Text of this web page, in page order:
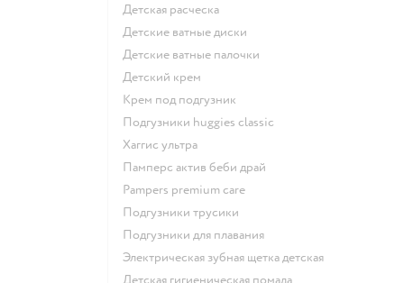
детская расческа
детские ватные диски
детские ватные палочки
детский крем
крем под подгузник
подгузники huggies classic
хаггис ультра
памперс актив беби драй
pampers premium care
подгузники трусики
подгузники для плавания
электрическая зубная щетка детская
детская гигиеническая помада